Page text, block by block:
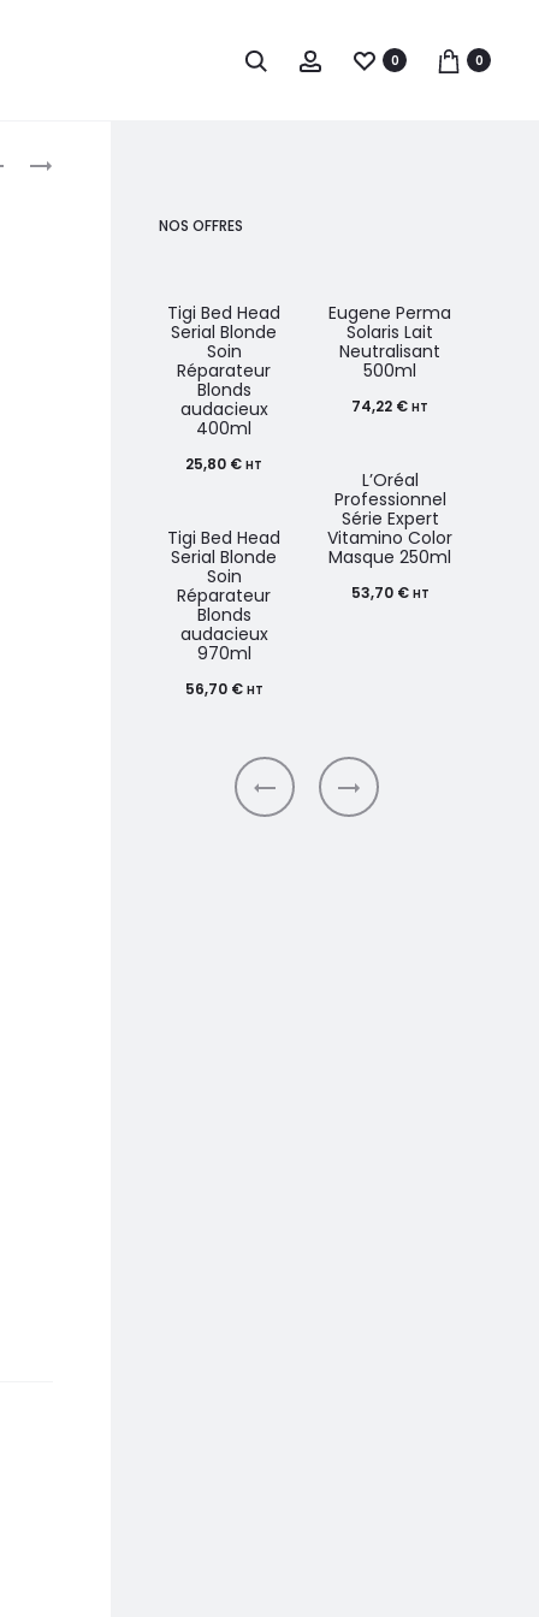
0 0
navigation
TERMIX
OLIVIA
NOS OFFRES
Tigi Bed Head
Serial Blonde
Soin
Réparateur
Blonds
audacieux
400ml
25,80 € HT
Tigi Bed Head
Serial Blonde
Soin
Réparateur
Blonds
audacieux
970ml
56,70 € HT
Eugene Perma
Solaris Lait
Neutralisant
500ml
74,22 € HT
L’Oréal
Professionnel
Série Expert
Vitamino Color
Masque 250ml
53,70 € HT